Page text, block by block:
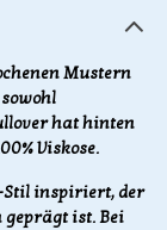
Mustern
hat hinten
Viskose.
Stil inspiriert, der
ist. Bei